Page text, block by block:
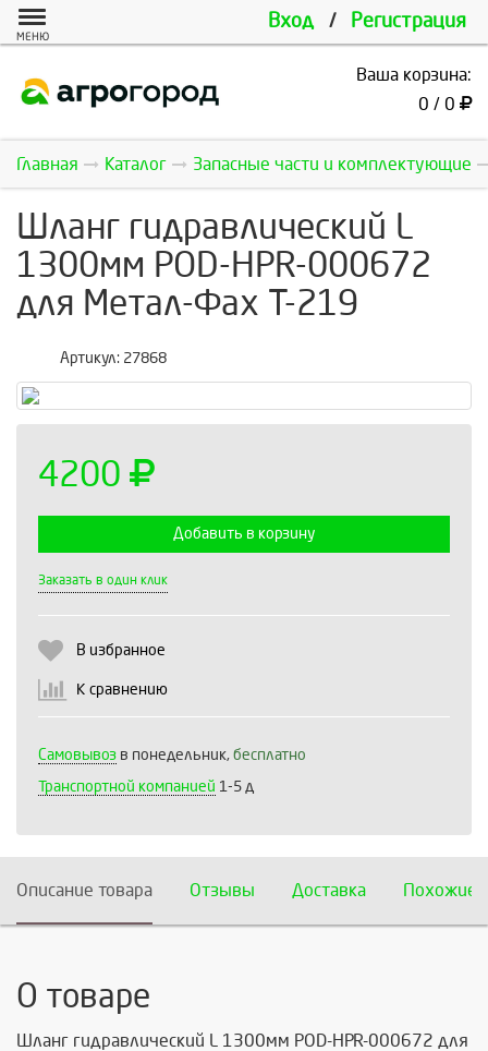
Вход / Регистрация
МЕНЮ
Ваша корзина:
0 / 0
Главная Каталог Запасные части и комплектующие
Шланг гидравлический L
1300мм POD-HPR-000672
для Метал-Фах Т-219
Артикул: 27868
4200
Добавить в корзину
Заказать в один клик
В избранное
К сравнению
Самовывоз в понедельник, бесплатно
Транспортной компанией 1-5 д
Описание товара Отзывы Доставка Похожие
О товаре
Шланг гидравлический L 1300мм POD-HPR-000672 для